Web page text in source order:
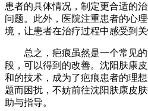
患者的具体情况，制定更合适的
问题。此外，医院注重患者的心
境，让患者在治疗过程中感受到关
总之，疤痕虽然是一个常见的
段，可以得到的改善。沈阳肤康
和的技术，成为了疤痕患者的理
题而困扰，不妨前往沈阳肤康皮
助与指导。